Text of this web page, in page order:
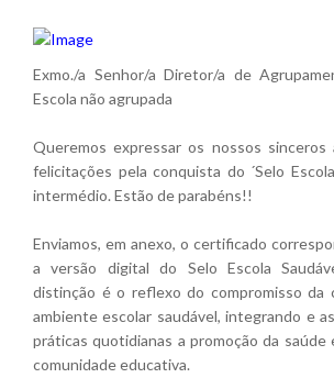
Exmo./a Senhor/a Diretor/a de
Escola não agrupada
Queremos expressar os nossos sinceros
felicitações pela conquista do ´Selo
intermédio. Estão de parabéns!!
Enviamos, em anexo, o certificado
a versão digital do Selo Escola
distinção é o reflexo do compromisso da
ambiente escolar saudável, integrando e
práticas quotidianas a promoção da saúde
comunidade educativa.